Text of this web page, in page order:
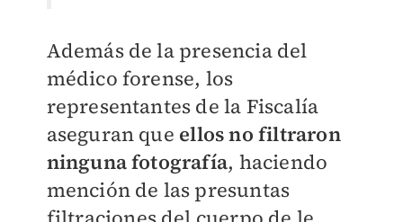
Además de la presencia del
médico forense, los
representantes de la Fiscalía
aseguran que ellos no filtraron
ninguna fotografía, haciendo
mención de las presuntas